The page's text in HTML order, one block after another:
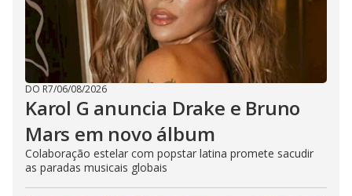
DO R7/06/08/2026
Karol G anuncia Drake e Bruno
Mars em novo álbum
Colaboração estelar com popstar latina promete sacudir
as paradas musicais globais